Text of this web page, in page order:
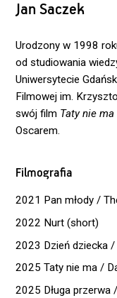
Jan Saczek
Urodzony w 1998
od studiowania
Uniwersytecie
Filmowej im.
swój film Taty nie ma
Oscarem.
Filmografia
2021 Pan młody /
2022 Nurt (short)
2023 Dzień dziecka /
2025 Taty nie ma /
2025 Długa przerwa